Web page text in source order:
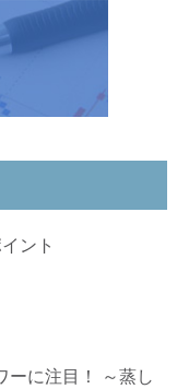
ント
ーに注目！ ～蒸し